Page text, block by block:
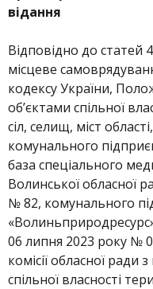
відання
Відповідно до статей
місцеве
кодексу України,
об’єктами спільної
сіл, селищ, міст
комунального
база спеціального
Волинської обласної
№ 82, комунального
06 липня 2023 року №
комісії обласної
спільної власності